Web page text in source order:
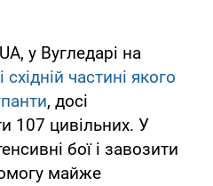
у Вугледарі на
східній частині якого
, досі
107 цивільних. У
бої і завозити
майже